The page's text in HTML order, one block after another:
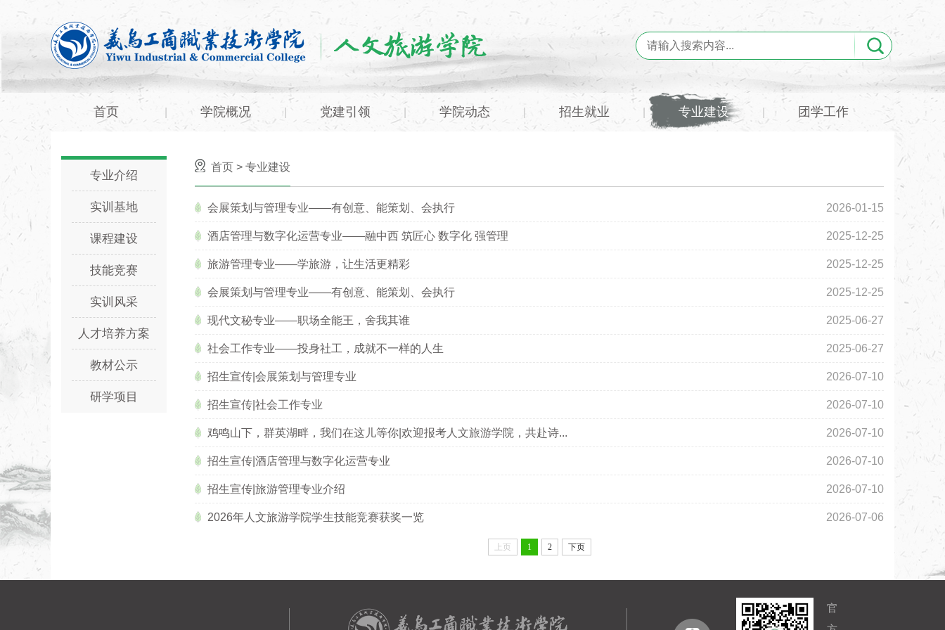
首页 学院概况 党建引领 学院动态 招生就业 专业建设 团学工作
专业介绍
实训基地
课程建设
技能竞赛
实训风采
人才培养方案
教材公示
研学项目
首页 > 专业建设
会展策划与管理专业——有创意、能策划、会执行 2026-01-15
酒店管理与数字化运营专业——融中西 筑匠心 数字化 强管理 2025-12-25
旅游管理专业——学旅游，让生活更精彩 2025-12-25
会展策划与管理专业——有创意、能策划、会执行 2025-12-25
现代文秘专业——职场全能王，舍我其谁 2025-06-27
社会工作专业——投身社工，成就不一样的人生 2025-06-27
招生宣传|会展策划与管理专业 2026-07-10
招生宣传|社会工作专业 2026-07-10
鸡鸣山下，群英湖畔，我们在这儿等你|欢迎报考人文旅游学院，共赴诗... 2026-07-10
招生宣传|酒店管理与数字化运营专业 2026-07-10
招生宣传|旅游管理专业介绍 2026-07-10
2026年人文旅游学院学生技能竞赛获奖一览 2026-07-06
上页 1 2 下页
官